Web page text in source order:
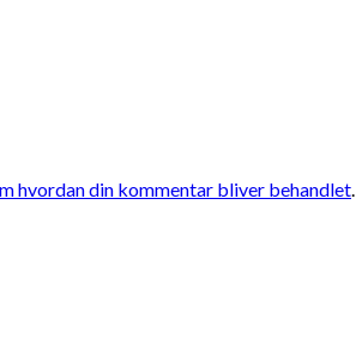
hvordan din kommentar bliver behandlet.